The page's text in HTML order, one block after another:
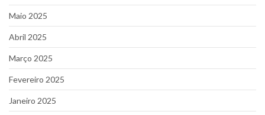
Maio 2025
Abril 2025
Março 2025
Fevereiro 2025
Janeiro 2025